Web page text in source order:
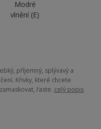
příjemný, splývavý a
Křivky, které chcete
řaste. celý popis